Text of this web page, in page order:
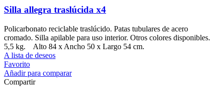
Silla allegra traslúcida x4
Policarbonato reciclable traslúcido. Patas tubulares de acero
cromado. Silla apilable para uso interior. Otros colores disponibles.
5,5 kg. Alto 84 x Ancho 50 x Largo 54 cm.
A lista de deseos
Favorito
Añadir para comparar
Compartir